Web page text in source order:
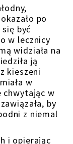
po
być
w lecznicy
widziała na
ją
kieszeni
w
chwytając w
by
z niemal
i opierając